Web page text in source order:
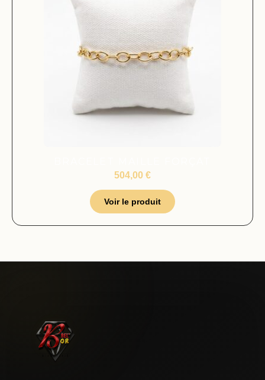
504,00 €
Voir le produit